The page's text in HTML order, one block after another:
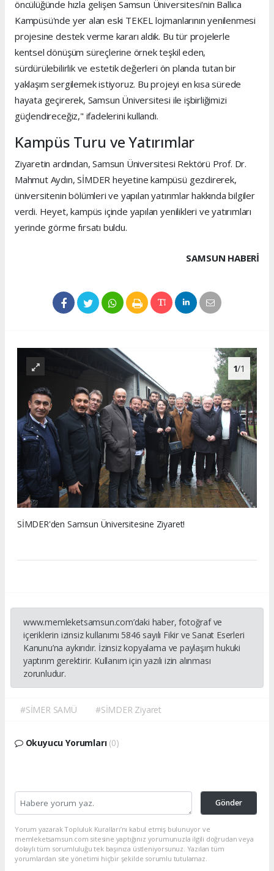
öncülüğünde hızla gelişen Samsun Üniversitesi'nin Ballıca
Kampüsü'nde yer alan eski TEKEL lojmanlarının yenilenmesi
projesine destek verme kararı aldık. Bu tür projelerle
kentsel dönüşüm süreçlerine örnek teşkil eden,
sürdürülebilirlik ve estetik değerleri ön planda tutan bir
yaklaşım sergilemek istiyoruz. Bu projeyi en kısa sürede
hayata geçirerek, Samsun Üniversitesi ile işbirliğimizi
güçlendireceğiz," ifadelerini kullandı.
Kampüs Turu ve Yatırımlar
Ziyaretin ardından, Samsun Üniversitesi Rektörü Prof. Dr.
Mahmut Aydın, SİMDER heyetine kampüsü gezdirerek,
üniversitenin bölümleri ve yapılan yatırımlar hakkında bilgiler
verdi. Heyet, kampüs içinde yapılan yenilikleri ve yatırımları
yerinde görme fırsatı buldu.
SAMSUN HABERİ
1/1
SİMDER'den Samsun Üniversitesine Ziyaret!
www.memleketsamsun.com’daki haber, fotoğraf ve
içeriklerin izinsiz kullanımı 5846 sayılı Fikir ve Sanat Eserleri
Kanunu’na aykırıdır. İzinsiz kopyalama ve paylaşım hukuki
yaptırım gerektirir. Kullanım için yazılı izin alınması
zorunludur.
#SİMER SAMÜ #SİMDER Ziyaret
Okuyucu Yorumları (0)
Gönder
Yorum yazarak Topluluk Kuralları’nı kabul etmiş bulunuyor ve
memleketsamsun.com sitesine yaptığınız yorumunuzla ilgili doğrudan veya
dolaylı tüm sorumluluğu tek başınıza üstleniyorsunuz. Yazılan tüm
yorumlardan site yönetimi hiçbir şekilde sorumlu tutulamaz.